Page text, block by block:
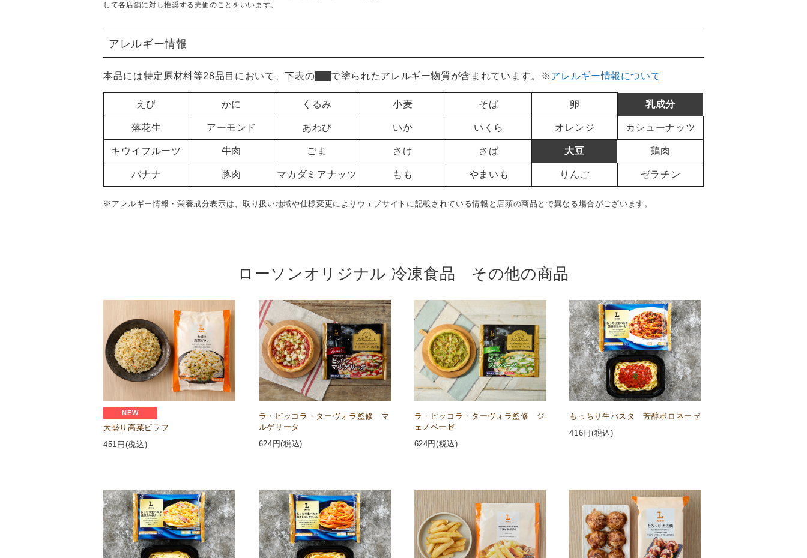
して各店舗に対し推奨する売価のことをいいます。
アレルギー情報
本品には特定原材料等28品目において、下表の で塗られたアレルギー物質が含まれています。 ※アレルギー情報について
えび かに くるみ 小麦 そば 卵 乳成分
落花生 アーモンド あわび いか いくら オレンジ カシューナッツ
キウイフルーツ 牛肉 ごま さけ さば 大豆 鶏肉
バナナ 豚肉 マカダミアナッツ もも やまいも りんご ゼラチン
※アレルギー情報・栄養成分表示は、取り扱い地域や仕様変更によりウェブサイトに記載されている情報と店頭の商品とで異なる場合がございます。
ローソンオリジナル 冷凍食品 その他の商品
NEW
大盛り高菜ピラフ
451 円(税込)
ラ・ピッコラ・ターヴォラ監修 マ
ルゲリータ
624 円(税込)
ラ・ピッコラ・ターヴォラ監修 ジ
ェノベーゼ
624円(税込)
もっちり生パスタ 芳醇ボロネーゼ
416円(税込)